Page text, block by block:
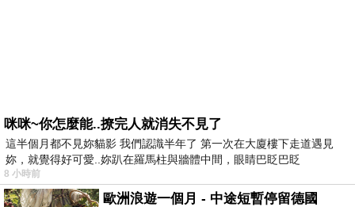
咪咪~你怎麼能..撩完人就消失不見了
這半個月都不見妳貓影 我們認識半年了 第一次在大廈樓下走道遇見
妳，就覺得好可愛..妳趴在羅馬柱與牆體中間，眼睛巴眨巴眨
8 小時前
歐洲浪遊一個月 - 中途短暫停留德國